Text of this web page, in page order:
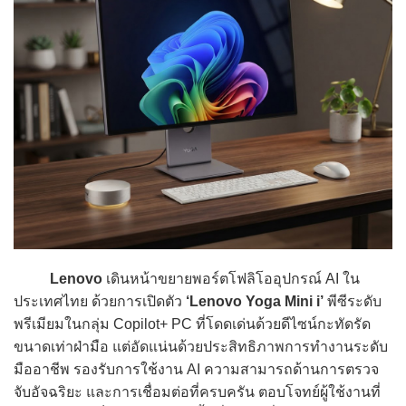
Lenovo เดินหน้าขยายพอร์ตโฟลิโออุปกรณ์ AI ใน
ประเทศไทย ด้วยการเปิดตัว ‘Lenovo Yoga Mini i’ พีซีระดับ
พรีเมียมในกลุ่ม Copilot+ PC ที่โดดเด่นด้วยดีไซน์กะทัดรัด
ขนาดเท่าฝ่ามือ แต่อัดแน่นด้วยประสิทธิภาพการทำงานระดับ
มืออาชีพ รองรับการใช้งาน AI ความสามารถด้านการตรวจ
จับอัจฉริยะ และการเชื่อมต่อที่ครบครัน ตอบโจทย์ผู้ใช้งานที่